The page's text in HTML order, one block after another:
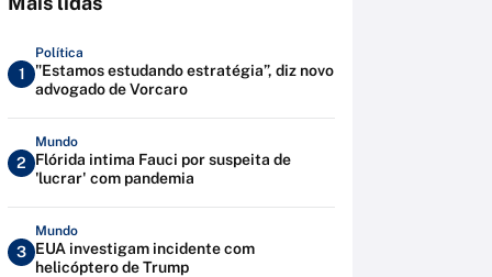
1
Política
"Estamos estudando estratégia”, diz novo
advogado de Vorcaro
2
Mundo
Flórida intima Fauci por suspeita de
'lucrar' com pandemia
3
Mundo
EUA investigam incidente com
helicóptero de Trump